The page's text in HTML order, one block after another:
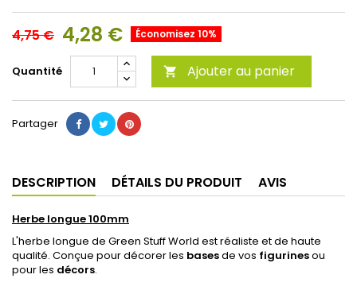
4,75 € 4,28 € Économisez 10%
Quantité  Ajouter au panier
Partager
DESCRIPTION DÉTAILS DU PRODUIT AVIS
Herbe longue 100mm
L'herbe longue de Green Stuff World est réaliste et de haute
qualité. Conçue pour décorer les basesde vos figurinesou
pour les décors.